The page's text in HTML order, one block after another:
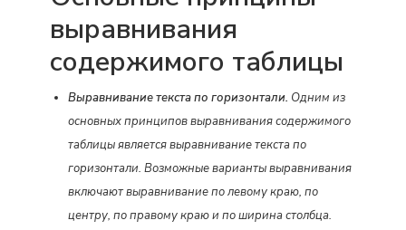
выравнивания
содержимого таблицы
Выравнивание текста по горизонтали. Одним из
основных принципов выравнивания содержимого
таблицы является выравнивание текста по
горизонтали. Возможные варианты выравнивания
включают выравнивание по левому краю, по
центру, по правому краю и по ширина столбца.